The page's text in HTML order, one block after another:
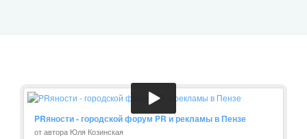
PRяности - городской форум PR и рекламы в Пензе
от автора Юля Козинская